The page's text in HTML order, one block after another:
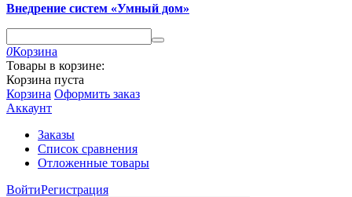
Внедрение систем «Умный дом»
0Корзина
Товары в корзине:
Корзина пуста
Корзина Оформить заказ
Аккаунт
Заказы
Список сравнения
Отложенные товары
ВойтиРегистрация